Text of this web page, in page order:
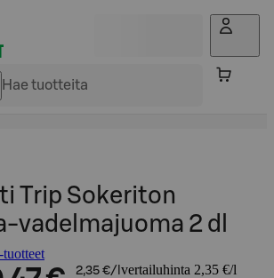
Trip Sokeriton
vadelmajuoma 2 dl
2,35 €/l vertailuhinta 2,35 €/l